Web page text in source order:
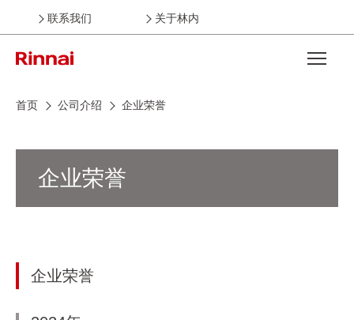
联系我们 关于林内
Open the
首页 公司介绍 企业荣誉
企业荣誉
企业荣誉